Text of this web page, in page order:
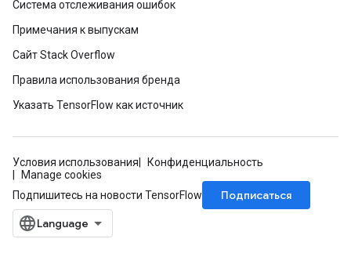
Система отслеживания ошибок
Примечания к выпускам
Сайт Stack Overflow
Правила использования бренда
Указать TensorFlow как источник
Условия использования
Конфиденциальность
Manage cookies
Подпишитесь на новости TensorFlow
Подписаться